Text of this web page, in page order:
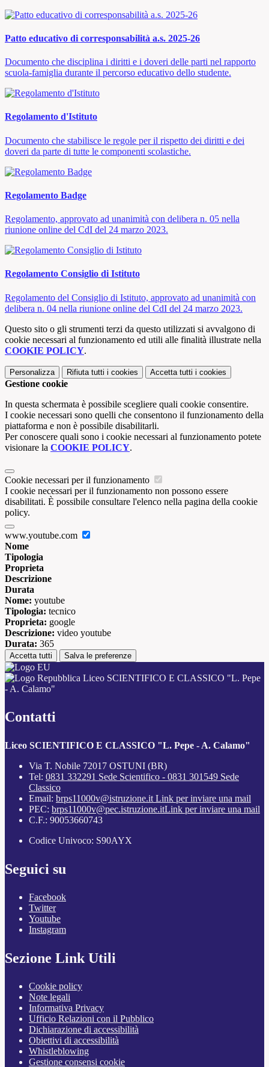
Patto educativo di corresponsabilità a.s. 2025-26
Documento che disciplina i diritti e i doveri delle parti nel rapporto
scuola-famiglia durante il percorso educativo dello studente.
Regolamento d'Istituto
Documento che stabilisce le regole per il rispetto dei diritti e dei
doveri da parte di tutte le componenti scolastiche.
Regolamento Badge
Regolamento, approvato ad unanimità con delibera n. 05 nella
riunione online del CdI del 24 marzo 2023.
Regolamento Consiglio di Istituto
Regolamento del Consiglio di Istituto, approvato ad unanimità con
delibera n. 04 nella riunione online del CdI del 24 marzo 2023.
Questo sito o gli strumenti terzi da questo utilizzati si avvalgono di
cookie necessari al funzionamento ed utili alle finalità illustrate nella
COOKIE POLICY.
Personalizza Rifiuta tutti i cookies Accetta tutti i cookies
Gestione cookie
In questa schermata è possibile scegliere quali cookie consentire.
I cookie necessari sono quelli che consentono il funzionamento della
piattaforma e non è possibile disabilitarli.
Per conoscere quali sono i cookie necessari al funzionamento potete
visionare la COOKIE POLICY.
Cookie necessari per il funzionamento
I cookie necessari per il funzionamento non possono essere
disabilitati. È possibile consultare l'elenco nella pagina della cookie
policy.
www.youtube.com
Nome
Tipologia
Proprieta
Descrizione
Durata
Nome: youtube
Tipologia: tecnico
Proprieta: google
Descrizione: video youtube
Durata: 365
Accetta tutti Salva le preferenze
Liceo SCIENTIFICO E CLASSICO "L. Pepe
- A. Calamo"
Contatti
Liceo SCIENTIFICO E CLASSICO "L. Pepe - A. Calamo"
Via T. Nobile 72017 OSTUNI (BR)
Tel: 0831 332291 Sede Scientifico - 0831 301549 Sede
Classico
Email: brps11000v@istruzione.it Link per inviare una mail
PEC: brps11000v@pec.istruzione.itLink per inviare una mail
C.F.: 90053660743
Codice Univoco: S90AYX
Seguici su
Facebook
Twitter
Youtube
Instagram
Sezione Link Utili
Cookie policy
Note legali
Informativa Privacy
Ufficio Relazioni con il Pubblico
Dichiarazione di accessibilità
Obiettivi di accessibilità
Whistleblowing
Gestione consensi cookie